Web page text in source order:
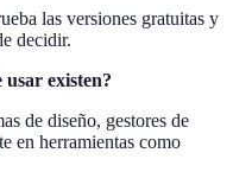
las versiones gratuitas y
decidir.
usar existen?
de diseño, gestores de
en herramientas como